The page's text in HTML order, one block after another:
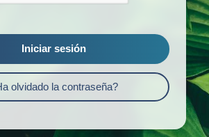
Iniciar sesión
olvidado la contraseña?